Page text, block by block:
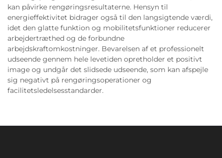
kan påvirke rengøringsresultaterne. Hensyn til
energieffektivitet bidrager også til den langsigtende værdi,
idet den glatte funktion og mobilitetsfunktioner reducerer
arbejdertræthed og de forbundne
arbejdskraftomkostninger. Bevarelsen af et professionelt
udseende gennem hele levetiden opretholder et positivt
image og undgår det slidsede udseende, som kan afspejle
sig negativt på rengøringsoperationer og
facilitetsledelsesstandarder.